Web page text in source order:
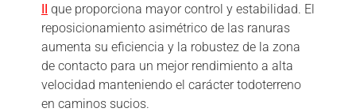
II que proporciona mayor control y estabilidad. El
reposicionamiento asimétrico de las ranuras
aumenta su eficiencia y la robustez de la zona
de contacto para un mejor rendimiento a alta
velocidad manteniendo el carácter todoterreno
en caminos sucios.